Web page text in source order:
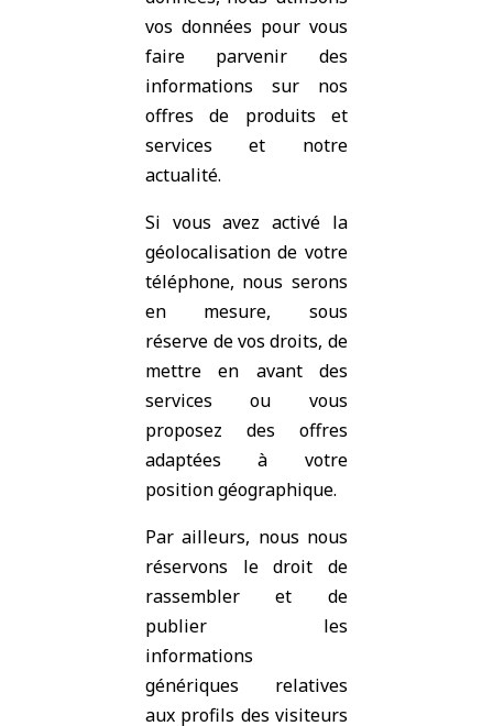
vos données pour vous
faire parvenir des
informations sur nos
offres de produits et
services et notre
actualité.
Si vous avez activé la
géolocalisation de votre
téléphone, nous serons
en mesure, sous
réserve de vos droits, de
mettre en avant des
services ou vous
proposez des offres
adaptées à votre
position géographique.
Par ailleurs, nous nous
réservons le droit de
rassembler et de
publier les
informations
génériques relatives
aux profils des visiteurs